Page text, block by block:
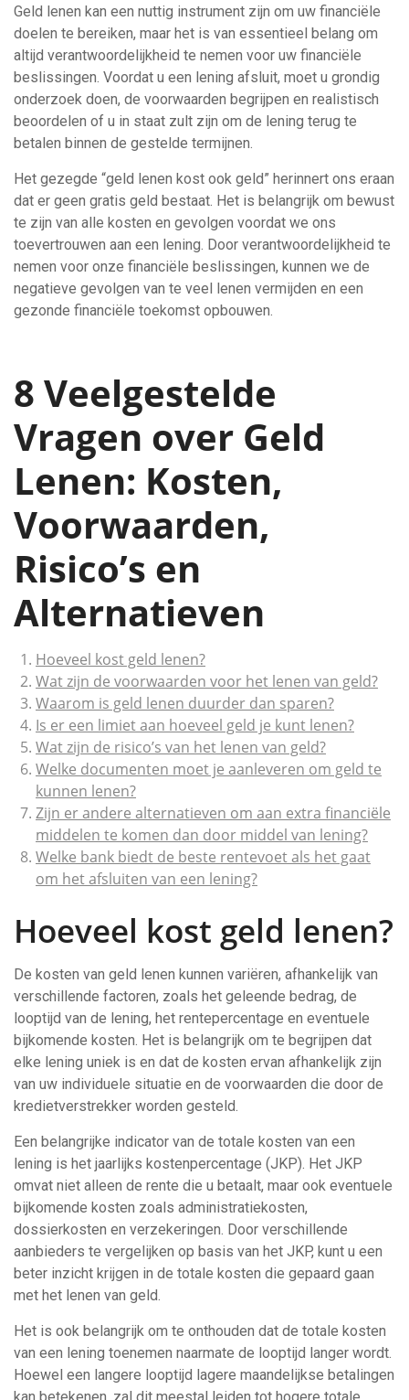
Geld lenen kan een nuttig instrument zijn om uw financiële
doelen te bereiken, maar het is van essentieel belang om
altijd verantwoordelijkheid te nemen voor uw financiële
beslissingen. Voordat u een lening afsluit, moet u grondig
onderzoek doen, de voorwaarden begrijpen en realistisch
beoordelen of u in staat zult zijn om de lening terug te
betalen binnen de gestelde termijnen.
Het gezegde “geld lenen kost ook geld” herinnert ons eraan
dat er geen gratis geld bestaat. Het is belangrijk om bewust
te zijn van alle kosten en gevolgen voordat we ons
toevertrouwen aan een lening. Door verantwoordelijkheid te
nemen voor onze financiële beslissingen, kunnen we de
negatieve gevolgen van te veel lenen vermijden en een
gezonde financiële toekomst opbouwen.
8 Veelgestelde
Vragen over Geld
Lenen: Kosten,
Voorwaarden,
Risico’s en
Alternatieven
Hoeveel kost geld lenen?
Wat zijn de voorwaarden voor het lenen van geld?
Waarom is geld lenen duurder dan sparen?
Is er een limiet aan hoeveel geld je kunt lenen?
Wat zijn de risico’s van het lenen van geld?
Welke documenten moet je aanleveren om geld te
kunnen lenen?
Zijn er andere alternatieven om aan extra financiële
middelen te komen dan door middel van lening?
Welke bank biedt de beste rentevoet als het gaat
om het afsluiten van een lening?
Hoeveel kost geld lenen?
De kosten van geld lenen kunnen variëren, afhankelijk van
verschillende factoren, zoals het geleende bedrag, de
looptijd van de lening, het rentepercentage en eventuele
bijkomende kosten. Het is belangrijk om te begrijpen dat
elke lening uniek is en dat de kosten ervan afhankelijk zijn
van uw individuele situatie en de voorwaarden die door de
kredietverstrekker worden gesteld.
Een belangrijke indicator van de totale kosten van een
lening is het jaarlijks kostenpercentage (JKP). Het JKP
omvat niet alleen de rente die u betaalt, maar ook eventuele
bijkomende kosten zoals administratiekosten,
dossierkosten en verzekeringen. Door verschillende
aanbieders te vergelijken op basis van het JKP, kunt u een
beter inzicht krijgen in de totale kosten die gepaard gaan
met het lenen van geld.
Het is ook belangrijk om te onthouden dat de totale kosten
van een lening toenemen naarmate de looptijd langer wordt.
Hoewel een langere looptijd lagere maandelijkse betalingen